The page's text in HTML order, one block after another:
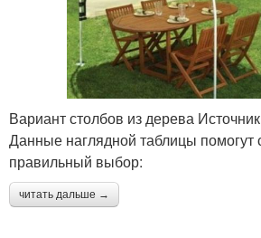
Вариант столбов из дерева
Данные наглядной таблицы помогут
правильный выбор:
читать дальше →